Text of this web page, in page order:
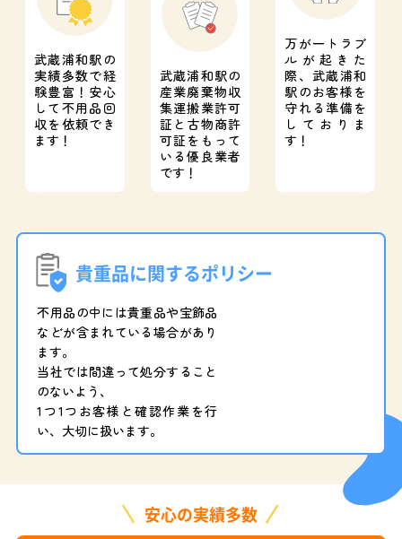
武蔵浦和駅の
実績多数で経
験豊富！ 安心
して不用品回
収を依頼でき
ます！
武蔵浦和駅の
産業廃棄物収
集運搬業許可
証と 古物商許
可証をもって
いる優良業者
です！
万が一トラブ
ルが起きた
際、 武蔵浦和
駅のお客様を
守れる準備を
しておりま
す！
貴重品に関するポリシー
不用品の中には貴重品や宝飾品
などが含まれている場合があり
ます。
当社では間違って処分すること
のないよう、
1つ1つお客様と確認作業を行
い、大切に扱います。
安心の実績多数